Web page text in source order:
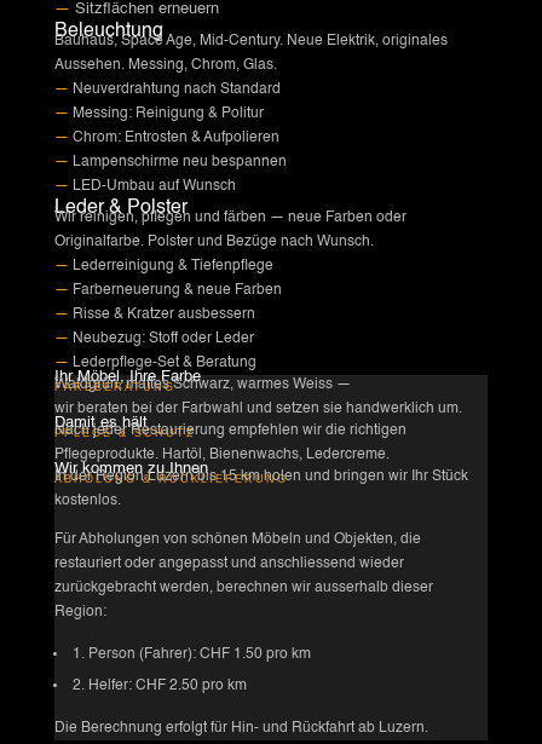
— Sitzflächen erneuern
Beleuchtung
Bauhaus, Space Age, Mid-Century. Neue Elektrik, originales
Aussehen. Messing, Chrom, Glas.
— Neuverdrahtung nach Standard
— Messing: Reinigung & Politur
— Chrom: Entrosten & Aufpolieren
— Lampenschirme neu bespannen
— LED-Umbau auf Wunsch
Leder & Polster
Wir reinigen, pflegen und färben — neue Farben oder
Originalfarbe. Polster und Bezüge nach Wunsch.
— Lederreinigung & Tiefenpflege
— Farberneuerung & neue Farben
— Risse & Kratzer ausbessern
— Neubezug: Stoff oder Leder
— Lederpflege-Set & Beratung
FARBBERATUNG
Ihr Möbel, Ihre Farbe
Waldgrün, mattes Schwarz, warmes Weiss —
wir beraten bei der Farbwahl und setzen sie handwerklich um.
PFLEGE & SCHUTZ
Damit es hält
Nach jeder Restaurierung empfehlen wir die richtigen
Pflegeprodukte. Hartöl, Bienenwachs, Ledercreme.
ABHOLUNG & RÜCKLIEFERUNG
Wir kommen zu Ihnen
In der Region Luzern bis 15 km holen und bringen wir Ihr Stück
kostenlos.
Für Abholungen von schönen Möbeln und Objekten, die
restauriert oder angepasst und anschliessend wieder
zurückgebracht werden, berechnen wir ausserhalb dieser
Region:
1. Person (Fahrer): CHF 1.50 pro km
2. Helfer: CHF 2.50 pro km
Die Berechnung erfolgt für Hin- und Rückfahrt ab Luzern.